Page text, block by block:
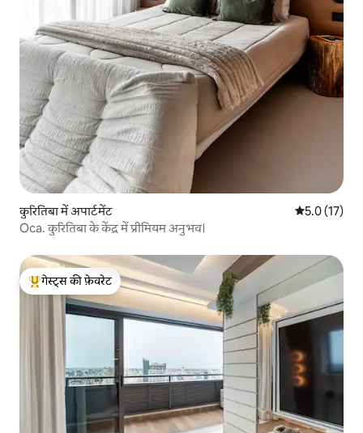
कुरितिबा में अपार्टमेंट औसत रेटिंग 5
5.0 (17)
Oca. कुरितिबा के केंद्र में प्रीमियम अनुभव।
गेस्ट्स का टॉप फ़ेवरेट
गेस्ट्स की फ़ेवरेट